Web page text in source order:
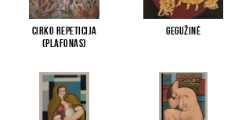
Cirko repeticija
(plafonas)
Gegužinė